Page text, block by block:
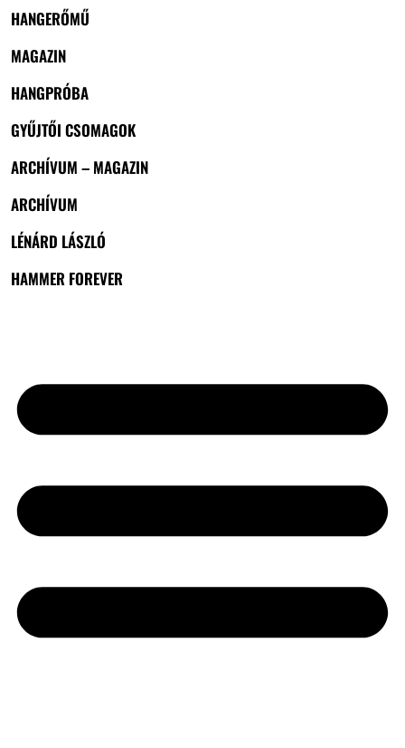
HANGERŐMŰ
MAGAZIN
HANGPRÓBA
GYŰJTŐI CSOMAGOK
ARCHÍVUM – MAGAZIN
ARCHÍVUM
LÉNÁRD LÁSZLÓ
HAMMER FOREVER